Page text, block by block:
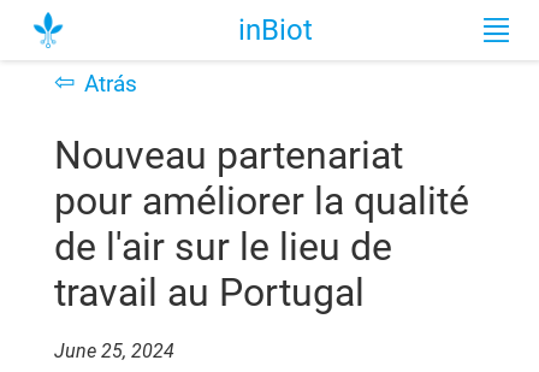
inBiot
⇦ Atrás
Nouveau partenariat
pour améliorer la qualité
de l'air sur le lieu de
travail au Portugal
June 25, 2024